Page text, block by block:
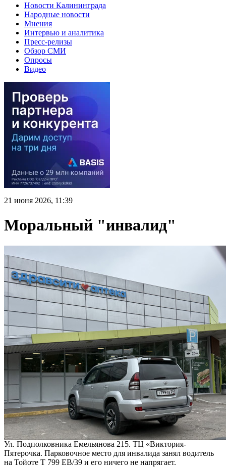
Новости Калининграда
Народные новости
Мнения
Интервью и аналитика
Пресс-релизы
Обзор СМИ
Опросы
Видео
21 июня 2026, 11:39
Моральный "инвалид"
Ул. Подполковника Емельянова 215. ТЦ «Виктория-
Пятерочка. Парковочное место для инвалида занял водитель
на Тойоте Т 799 ЕВ/39 и его ничего не напрягает.